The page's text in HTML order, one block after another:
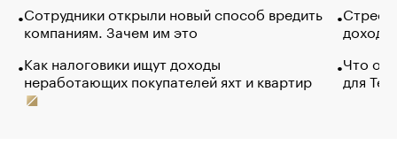
Сотрудники открыли новый способ вредить
компаниям. Зачем им это
Как налоговики ищут доходы
неработающих покупателей яхт и квартир
Что
для